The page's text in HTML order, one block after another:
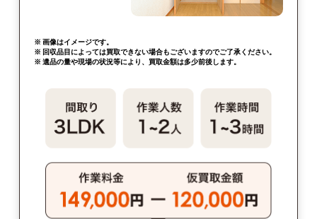
※ 画像はイメージです。
※ 回収品目によっては買取できない場合もございますのでご了承ください。
※ 遺品の量や現場の状況等により、買取金額は多少前後します。